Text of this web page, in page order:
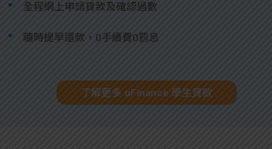
全程網上申請貸款及確認過數
隨時提早還款，0手續費0罰息
了解更多 uFinance 學生貸款